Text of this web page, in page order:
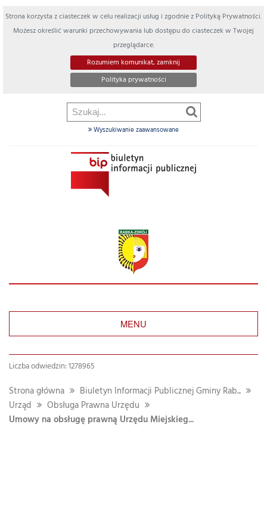
Strona korzysta z ciasteczek w celu realizacji usług i zgodnie z Polityką Prywatności.
Możesz określić warunki przechowywania lub dostępu do ciasteczek w Twojej
przeglądarce.
Rozumiem komunikat, zamknij
Polityka prywatności
Wyszukiwanie zaawansowane
MENU
Liczba odwiedzin: 1278965
Strona główna
Biuletyn Informacji Publicznej Gminy Rab...
Urząd
Obsługa Prawna Urzędu
Umowy na obsługę prawną Urzędu Miejskieg...